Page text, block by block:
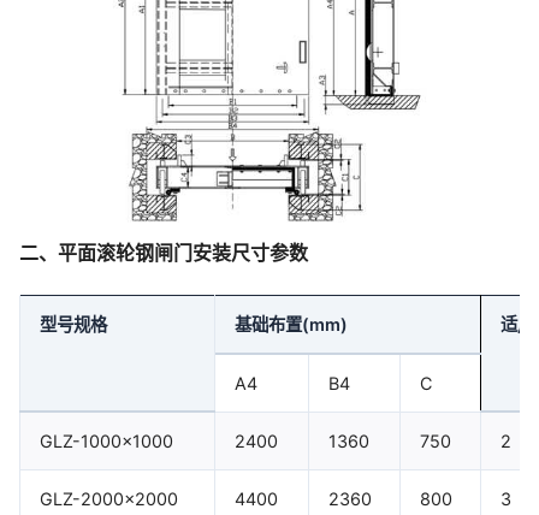
二、平面滚轮钢闸门安装尺寸参数
型号规格 基础布置(mm) 适
A4 B4 C
GLZ-1000×1000 2400 1360 750 2
GLZ-2000×2000 4400 2360 800 3